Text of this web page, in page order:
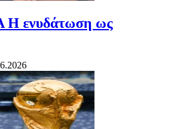
Η ενυδάτωση ως